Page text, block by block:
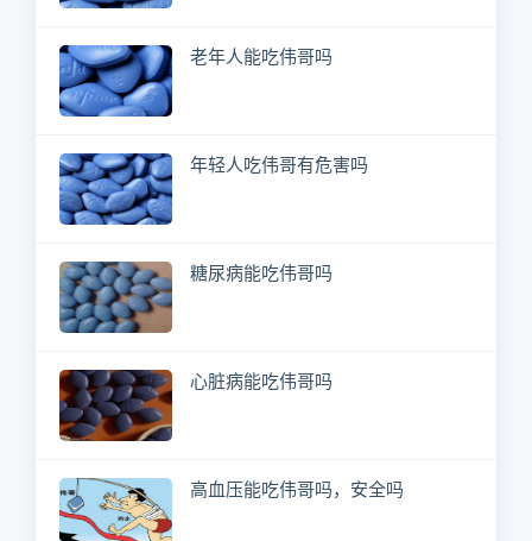
老年人能吃伟哥吗
年轻人吃伟哥有危害吗
糖尿病能吃伟哥吗
心脏病能吃伟哥吗
高血压能吃伟哥吗，安全吗